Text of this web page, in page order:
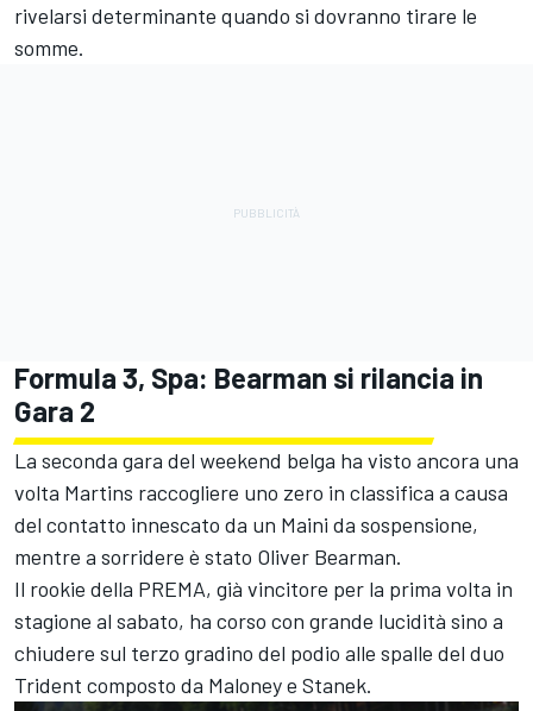
rivelarsi determinante quando si dovranno tirare le
somme.
Formula 3, Spa: Bearman si rilancia in
Gara 2
La seconda gara del weekend belga ha visto ancora una
volta Martins raccogliere uno zero in classifica a causa
del contatto innescato da un Maini da sospensione,
mentre a sorridere è stato Oliver Bearman.
Il rookie della PREMA, già vincitore per la prima volta in
stagione al sabato, ha corso con grande lucidità sino a
chiudere sul terzo gradino del podio alle spalle del duo
Trident composto da Maloney e Stanek.